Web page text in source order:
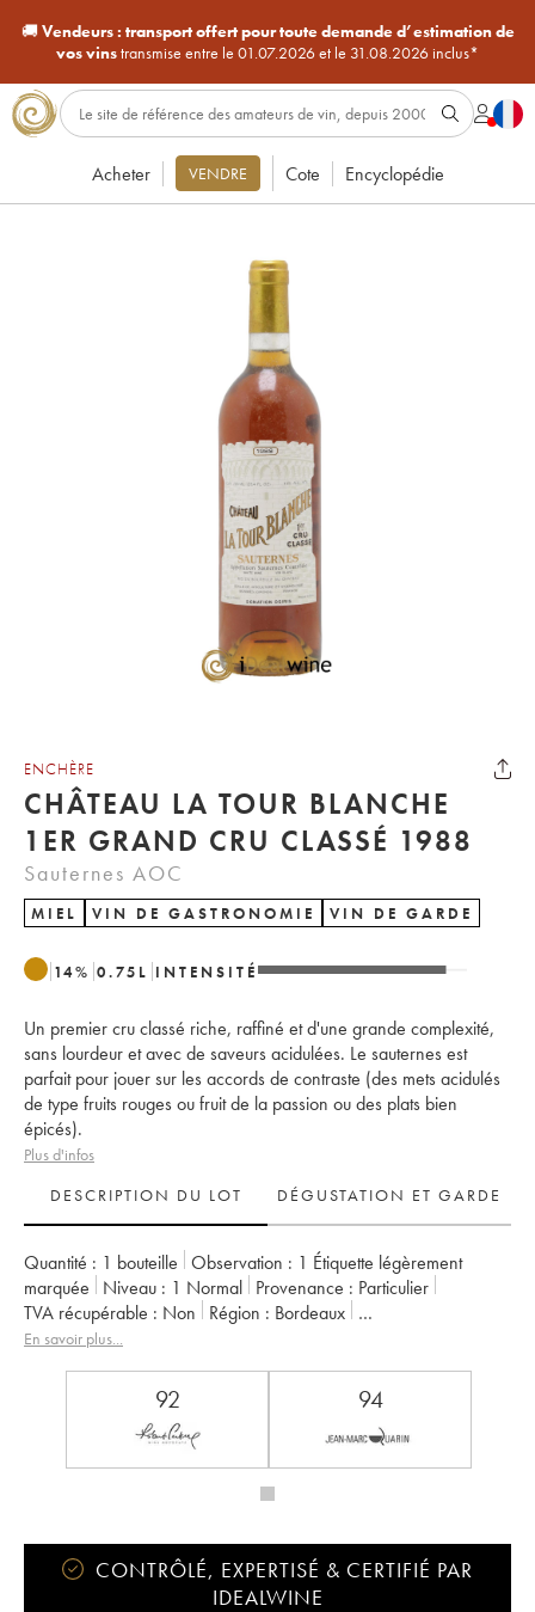
🚚Vendeurs : transport offert pour toute demande d’estimation de
vos vinstransmise entre le 01.07.2026 et le 31.08.2026 inclus*
Acheter VENDRE Cote Encyclopédie
ENCHÈRE
CHÂTEAU LA TOUR BLANCHE
1ER GRAND CRU CLASSÉ 1988
Sauternes AOC
MIEL VIN DE GASTRONOMIE VIN DE GARDE
14% 0.75 L INTENSITÉ
Un premier cru classé riche, raffiné et d'une grande complexité,
sans lourdeur et avec de saveurs acidulées. Le sauternes est
parfait pour jouer sur les accords de contraste (des mets acidulés
de type fruits rouges ou fruit de la passion ou des plats bien
épicés).
Plus d'infos
DESCRIPTION DU LOT
DÉGUSTATION ET GARDE
Quantité : 1 bouteille Observation : 1 Étiquette légèrement
marquée
Niveau : 1 Normal Provenance : particulier
TVA récupérable :
non Région :
Bordeaux
Appellation :
En savoir plus...
92 94
CONTRÔLÉ, EXPERTISÉ & CERTIFIÉ PAR
IDEALWINE